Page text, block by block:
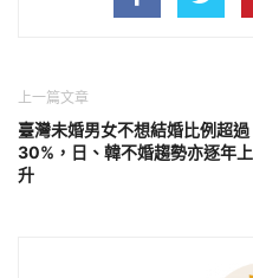
上一篇文章
臺灣未婚男女不想結婚比例超過
30%，日、韓不婚趨勢亦逐年上
升